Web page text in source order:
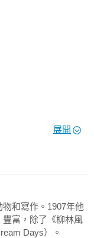
他真正長大？陪伴
然萌動。航海鼠的
有悔改之意，還不
展開
和寫作。1907年他
富，除了《柳林風
Days）。